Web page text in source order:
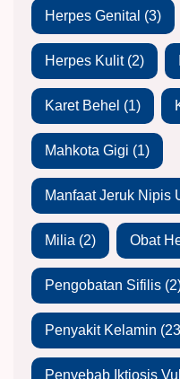
Herpes Genital (3)
Herpes Kulit(2)
Karet Behel (1)
Mahkota Gigi (1)
Manfaat Jeruk Nipis
Milia (2) Obat
Pengobatan Sifilis
Penyakit Kelamin
Penyebab Iktiosis